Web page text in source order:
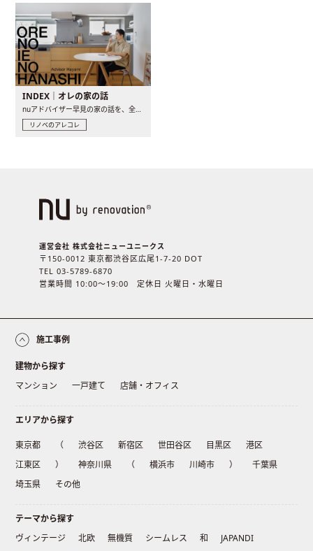
INDEX｜オレの家の話
nuアドバイザー早見の家の話を、全4話でお届け。リノベーションを..
リノベのアレコレ
運営会社 株式会社ニューユニークス
〒150-0012 東京都渋谷区広尾1-7-20 DOT
TEL 03-5789-6870
営業時間 10:00〜19:00 定休日 火曜日・水曜日
施工事例
建物から探す
マンション
一戸建て 店舗・オフィス
エリアから探す
東京都 （ 渋谷区 新宿区 世田谷区 目黒区
港区
江東区
） 神奈川県 （ 横浜市 川崎市 ）
千葉県
埼玉県
その他
テーマから探す
ヴィンテージ
北欧 無機質 シームレス 和
JAPANDI